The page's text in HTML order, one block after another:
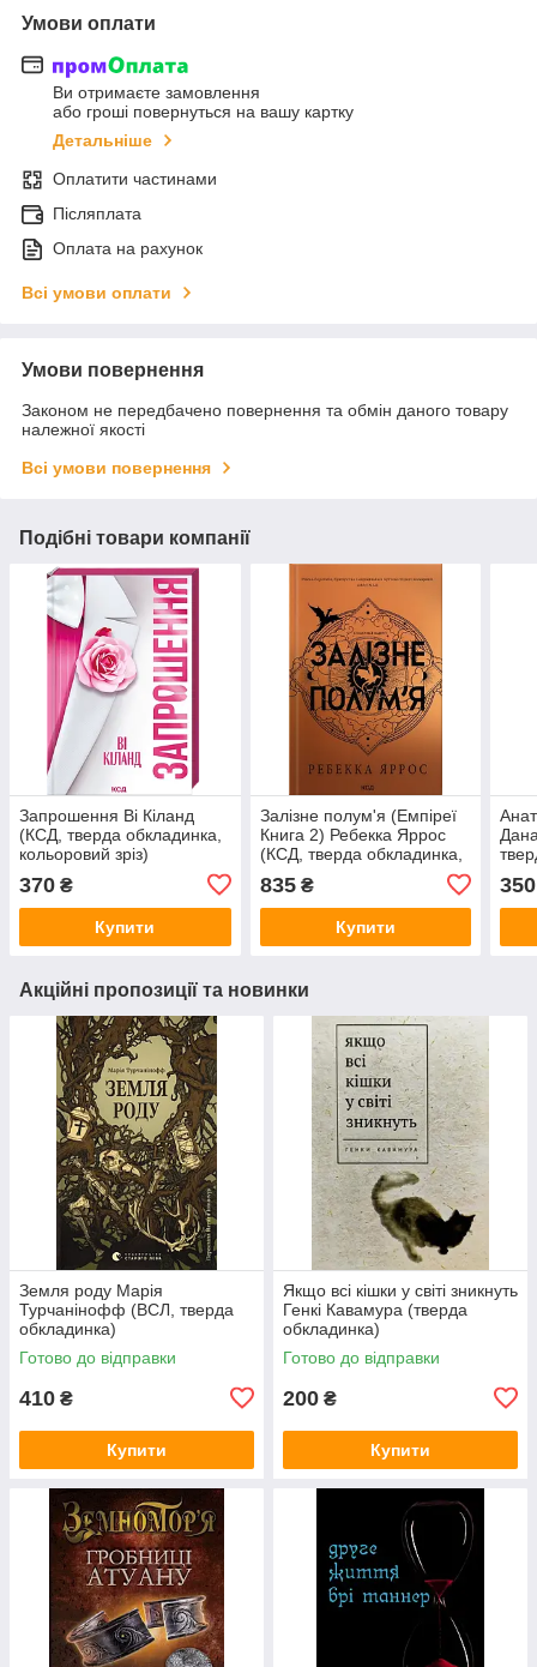
Умови оплати
Ви отримаєте замовлення
або гроші повернуться на вашу картку
Детальніше
Оплатити частинами
Післяплата
Оплата на рахунок
Всі умови оплати
Умови повернення
Законом не передбачено повернення та обмін даного товару
належної якості
Всі умови повернення
Подібні товари компанії
Запрошення Ві Кіланд
(КСД, тверда обкладинка,
кольоровий зріз)
370 ₴
Купити
Залізне полум'я (Емпіреї
Книга 2) Ребекка Яррос
(КСД, тверда обкладинка,
835₴
Купити
350
Акційні пропозиції та новинки
Земля роду Марія
Турчанінофф (ВСЛ, тверда
обкладинка)
Готово до відправки
410 ₴
Купити
Якщо всі кішки у світі зникнуть
Генкі Кавамура (тверда
обкладинка)
Готово до відправки
200 ₴
Купити